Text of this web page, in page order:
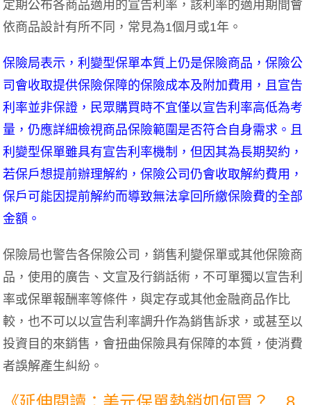
定期公布各商品適用的宣告利率，該利率的適用期間會
依商品設計有所不同，常見為1個月或1年。
保險局表示，利變型保單本質上仍是保險商品，保險公
司會收取提供保險保障的保險成本及附加費用，且宣告
利率並非保證，民眾購買時不宜僅以宣告利率高低為考
量，仍應詳細檢視商品保險範圍是否符合自身需求。且
利變型保單雖具有宣告利率機制，但因其為長期契約，
若保戶想提前辦理解約，保險公司仍會收取解約費用，
保戶可能因提前解約而導致無法拿回所繳保險費的全部
金額。
保險局也警告各保險公司，銷售利變保單或其他保險商
品，使用的廣告、文宣及行銷話術，不可單獨以宣告利
率或保單報酬率等條件，與定存或其他金融商品作比
較，也不可以以宣告利率調升作為銷售訴求，或甚至以
投資目的來銷售，會扭曲保險具有保障的本質，使消費
者誤解產生糾紛。